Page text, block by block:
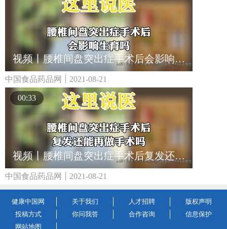
视频丨腰椎间盘突出症手术后会影响生育吗
中国食品药品网 2021-08-21
00:33
视频丨腰椎间盘突出症手术后复发还能再做手术吗
中国食品药品网 2021-08-21
健康中国网 关于我们 人才招聘
版权声明
投稿方式
你问我答 合作咨询
信息保护
网站地图